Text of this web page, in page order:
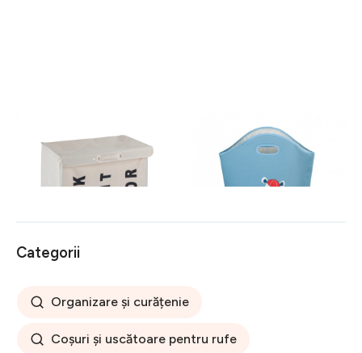
Cos pentru rufe cu 3
compartimente, mobil, Trivo
Beige, Wenko,
poliester/poliamida, 116 l,
Cos pentru depozitare Kids
Gerry, Wenko, 24 L,
poliester/polipropilena, bleu
Categorii
Organizare și curățenie
Coșuri și uscătoare pentru rufe